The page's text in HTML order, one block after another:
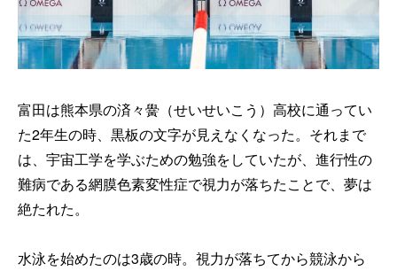
富田は熊本県の済々黌（せいせいこう）高校に通ってい
た2年生の時、黒板の文字が見えなくなった。それまで
は、宇宙工学を学ぶための勉強をしていたが、進行性の
難病である網膜色素変性症で視力が落ちたことで、夢は
絶たれた。
水泳を始めたのは3歳の時。視力が落ちてから競泳から